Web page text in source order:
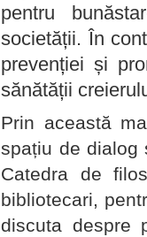
pentru
societății. În
prevenției și
sănătății
Prin această
spațiu de dialog
Catedra de
bibliotecari,
discuta despre